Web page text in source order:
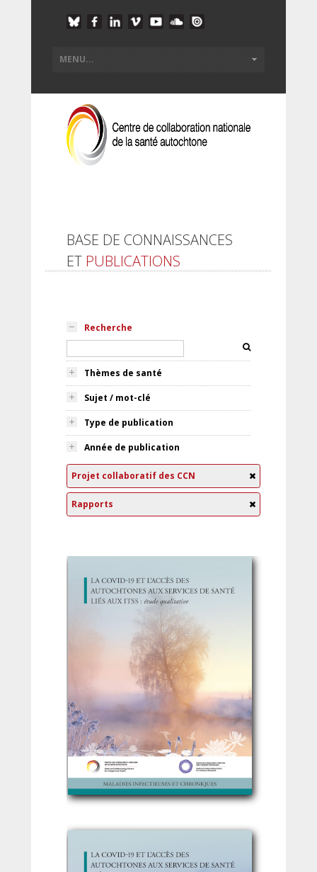
BASE DE CONNAISSANCES
ET PUBLICATIONS
Recherche
Thèmes de santé
Sujet / mot-clé
Type de publication
Année de publication
Projet collaboratif des CCN
Rapports